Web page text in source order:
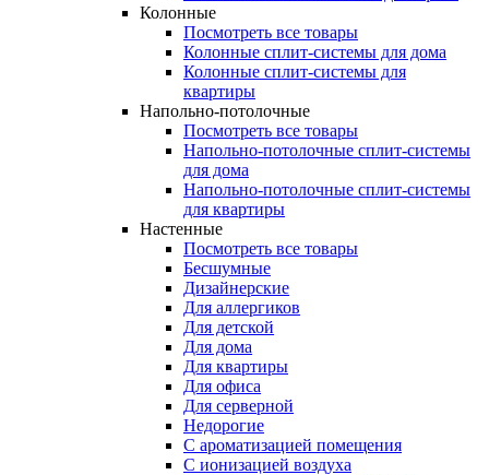
Колонные
Посмотреть все товары
Колонные сплит-системы для дома
Колонные сплит-системы для
квартиры
Напольно-потолочные
Посмотреть все товары
Напольно-потолочные сплит-системы
для дома
Напольно-потолочные сплит-системы
для квартиры
Настенные
Посмотреть все товары
Бесшумные
Дизайнерские
Для аллергиков
Для детской
Для дома
Для квартиры
Для офиса
Для серверной
Недорогие
С ароматизацией помещения
С ионизацией воздуха